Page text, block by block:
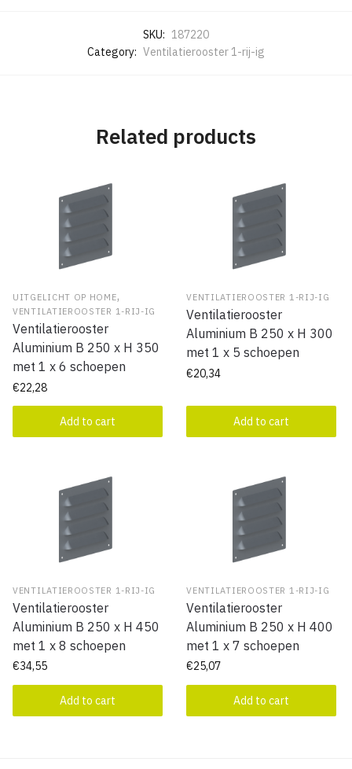
SKU: 187220
Category: Ventilatierooster 1-rij-ig
Related products
UITGELICHT OP HOME,
VENTILATIEROOSTER 1-RIJ-IG
Ventilatierooster
Aluminium B 250 x H 350
met 1 x 6 schoepen
€22,28
Add to cart
VENTILATIEROOSTER 1-RIJ-IG
Ventilatierooster
Aluminium B 250 x H 300
met 1 x 5 schoepen
€20,34
Add to cart
VENTILATIEROOSTER 1-RIJ-IG
Ventilatierooster
Aluminium B 250 x H 450
met 1 x 8 schoepen
€34,55
Add to cart
VENTILATIEROOSTER 1-RIJ-IG
Ventilatierooster
Aluminium B 250 x H 400
met 1 x 7 schoepen
€25,07
Add to cart